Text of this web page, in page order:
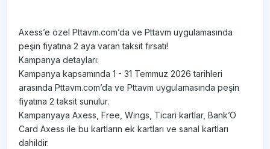
Axess’e özel Pttavm.com’da ve Pttavm uygulamasında
peşin fiyatına 2 aya varan taksit fırsatı!
Kampanya detayları:
Kampanya kapsamında 1 - 31 Temmuz 2026 tarihleri
arasında Pttavm.com’da ve Pttavm uygulamasında peşin
fiyatına 2 taksit sunulur.
Kampanyaya Axess, Free, Wings, Ticari kartlar, Bank’O
Card Axess ile bu kartların ek kartları ve sanal kartları
dahildir.